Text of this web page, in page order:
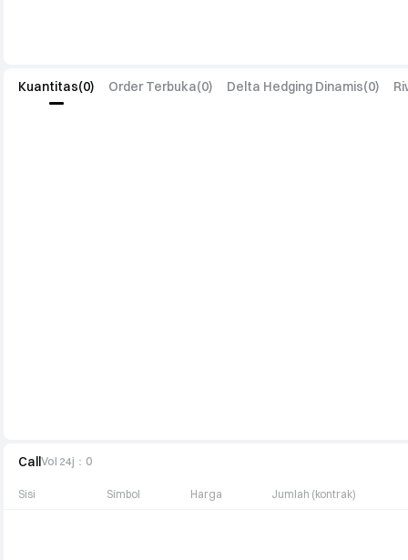
Kuantitas(0) Order Terbuka(0) Delta Hedging Dinamis(0)
CallVol 24j ： 0
Sisi Simbol Harga Jumlah (kontrak)